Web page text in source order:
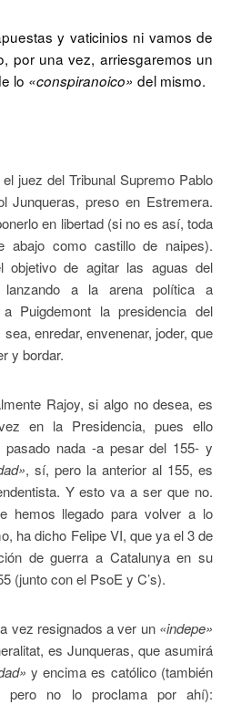
y vaticinios ni vamos de
por una vez, arriesgaremos un
lo «conspiranoico» del mismo.
juez del Tribunal Supremo Pablo
Junqueras, preso en Estremera.
en libertad (si no es así, toda
abajo como castillo de naipes).
objetivo de agitar las aguas del
lanzando a la arena política a
Puigdemont la presidencia del
enredar, envenenar, joder, que
y bordar.
Rajoy, si algo no desea, es
en la Presidencia, pues ello
nada -a pesar del 155- y
, sí, pero la anterior al 155, es
Y esto va a ser que no.
hemos llegado para volver a lo
ha dicho Felipe VI, que ya el 3 de
de guerra a Catalunya en su
(junto con el PsoE y C’s).
vez resignados a ver un «indepe»
es Junqueras, que asumirá
y encima es católico (también
pero no lo proclama por ahí):